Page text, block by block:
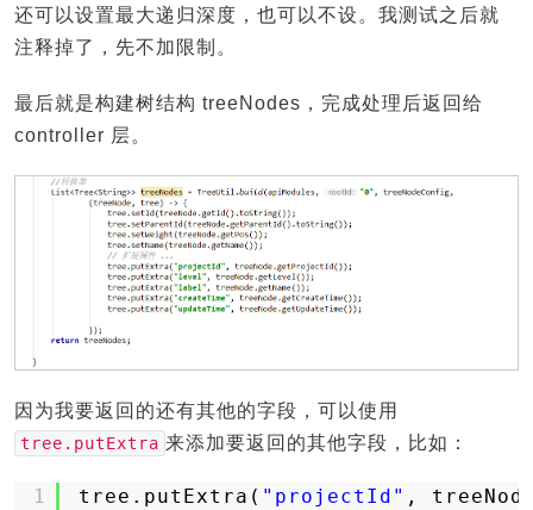
还可以设置最大递归深度，也可以不设。我测试之后就
注释掉了，先不加限制。
最后就是构建树结构 treeNodes，完成处理后返回给
controller 层。
因为我要返回的还有其他的字段，可以使用
tree.putExtra 来添加要返回的其他字段，比如：
1 tree.putExtra( "projectId" ,